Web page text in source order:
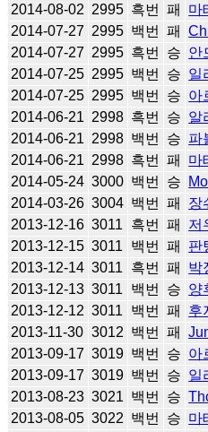
2014-08-02 2995 흑번 패 마
2014-07-27 2995 백번 패
2014-07-27 2995 흑번 승 안
2014-07-25 2995 백번 승 일
2014-07-25 2995 백번 승 아
2014-06-21 2998 흑번 승 알
2014-06-21 2998 백번 승 파
2014-06-21 2998 흑번 패 마
2014-05-24 3000 백번 승
2014-03-26 3004 백번 패 장
2013-12-16 3011 흑번 패 저
2013-12-15 3011 백번 패 판
2013-12-14 3011 흑번 패 박
2013-12-13 3011 백번 승 양
2013-12-12 3011 백번 패 후
2013-11-30 3012 백번 패
2013-09-17 3019 백번 승 아
2013-09-17 3019 백번 승 일
2013-08-23 3021 백번 승
2013-08-05 3022 백번 승 마